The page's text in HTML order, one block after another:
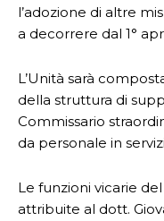
l’adozione di altre
a decorrere dal 1°
L’Unità sarà
della struttura di
Commissario
da personale in
Le funzioni vicarie
attribuite al dott.